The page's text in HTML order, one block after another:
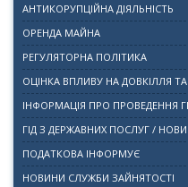
АНТИКОРУПЦІЙНА ДІЯЛЬНІСТЬ
ОРЕНДА МАЙНА
РЕГУЛЯТОРНА ПОЛІТИКА
ОЦІНКА ВПЛИВУ НА ДОВКІЛЛЯ
ІНФОРМАЦІЯ ПРО ПРОВЕДЕННЯ
ГІД З ДЕРЖАВНИХ ПОСЛУГ /
ПОДАТКОВА ІНФОРМУЄ
НОВИНИ СЛУЖБИ ЗАЙНЯТОСТІ